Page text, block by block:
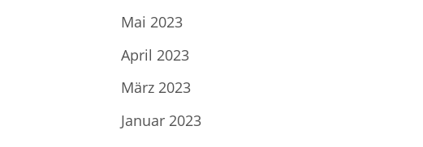
Mai 2023
April 2023
März 2023
Januar 2023